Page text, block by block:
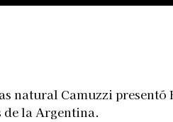
natural Camuzzi presentó
de la Argentina.